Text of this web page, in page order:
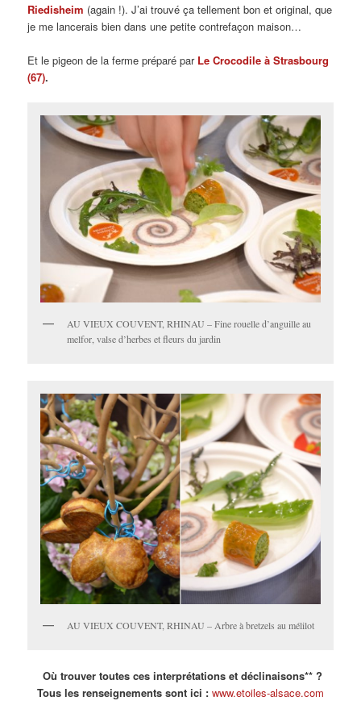
Riedisheim (again !). J’ai trouvé ça tellement bon et original, que
je me lancerais bien dans une petite contrefaçon maison…
Et le pigeon de la ferme préparé par Le Crocodile à Strasbourg
(67).
AU VIEUX COUVENT, RHINAU – Fine rouelle d’anguille au
melfor, valse d’herbes et fleurs du jardin
AU VIEUX COUVENT, RHINAU – Arbre à bretzels au mélilot
Où trouver toutes ces interprétations et déclinaisons** ?
Tous les renseignements sont ici : www.etoiles-alsace.com